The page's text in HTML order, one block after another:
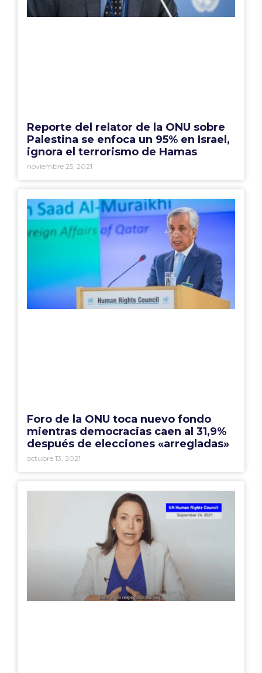
Reporte del relator de la ONU sobre
Palestina se enfoca un 95% en Israel,
ignora el terrorismo de Hamas
noviembre 25, 2021
Foro de la ONU toca nuevo fondo
mientras democracias caen al 31,9%
después de elecciones «arregladas»
octubre 13, 2021